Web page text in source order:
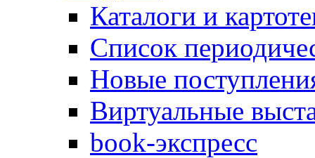
Каталоги и
Список
Новые
Виртуальные
book-экспресс